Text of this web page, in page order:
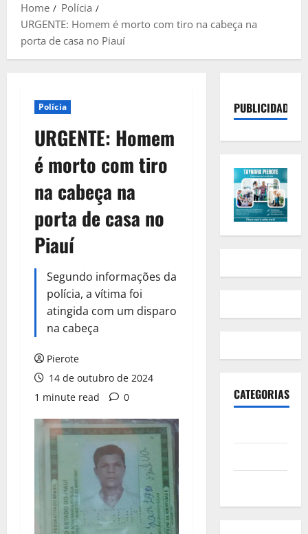
Home
Polícia
URGENTE: Homem é morto com tiro na cabeça na
porta de casa no Piauí
Polícia
URGENTE: Homem
é morto com tiro
na cabeça na
porta de casa no
Piauí
Segundo informações da
polícia, a vítima foi
atingida com um disparo
na cabeça
Pierote
14 de outubro de 2024
1 minute read
0
PUBLICIDADE
CATEGORIAS